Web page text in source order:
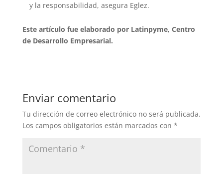
y la responsabilidad, asegura Eglez.
Este artículo fue elaborado por Latinpyme, Centro
de Desarrollo Empresarial.
Enviar comentario
Tu dirección de correo electrónico no será publicada.
Los campos obligatorios están marcados con *